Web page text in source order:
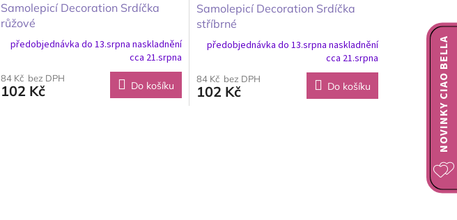
Samolepicí Decoration Srdíčka
růžové
předobjednávka do 13.srpna naskladnění
cca 21.srpna
84 Kč bez DPH
102 Kč Do košíku
Samolepicí Decoration Srdíčka
stříbrné
předobjednávka do 13.srpna naskladnění
cca 21.srpna
84 Kč bez DPH
102 Kč Do košíku NOVINKY CIAO BELLA